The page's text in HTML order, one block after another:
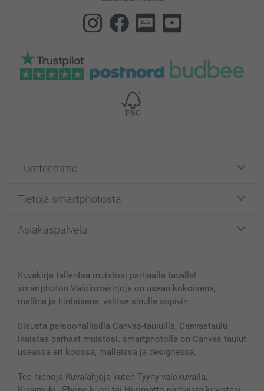
Tuotteemme
Kuvakortit
Kuvakirjat
Kännykkä & Tabletti
MyNameBook
Valokuvakehykset & Lisätarvikkeet
Lahjakortti
Kaikki kuvatuotteet
Tietoja smartphotosta
Affiliate ohjelma
Sivukartta
Ehdot/takuut
Asiakaspalvelu
smartbonus
Hinnat & maksutavat
Kuvakirja tallentaa muistosi parhaalla tavalla!
smartphoton Valokuvakirjoja on usean kokoisena,
mallina ja hintaisena, valitse sinulle sopivin.
Sisusta persoonallisilla Canvas-tauluilla, Canvastaulu
ikuistaa parhaat muistosi. smartphotolla on Canvas taulut
useassa eri koossa, malleissa ja designessa.
Tee hienoja Kuvalahjoja kuten Tyyny valokuvalla,